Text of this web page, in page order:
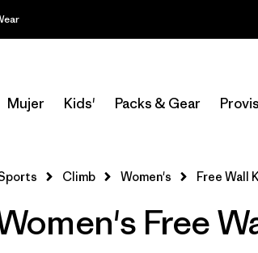
Mujer Kids' Packs & GearSelecciona
Filtrar por
Price
Filtrar por
Size 1
Climb Women's Free Wall
Free